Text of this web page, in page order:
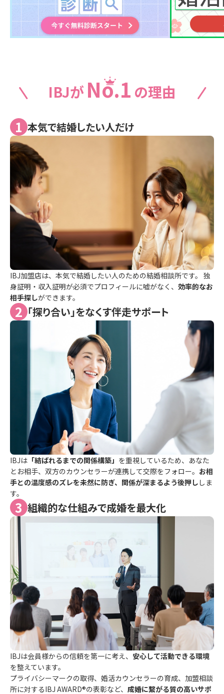
IBJが No.1 の理由
1 本気で結婚したい人だけ
IBJ加盟店は、本気で結婚したい人のための結婚相談所です。 独
身証明・収入証明が必須でプロフィールに嘘がなく、 効率的なお
相手探しができます。
2 「探り合い」をなくす伴走サポート
IBJは 「結ばれるまでの関係構築」 を重視しているため、あなた
とお相手、双方のカウンセラーが連携して交際をフォロー。 お相
手との温度感のズレを未然に防ぎ、関係が深まるよう後押し しま
す。
3 組織的な仕組みで成婚を最大化
IBJは会員様からの信頼を第一に考え、 安心して活動できる環境
を整えています。
プライバシーマークの取得、婚活カウンセラーの育成、加盟相談
所に対するIBJ AWARD®の表彰など、 成婚に繋がる質の高いサポ